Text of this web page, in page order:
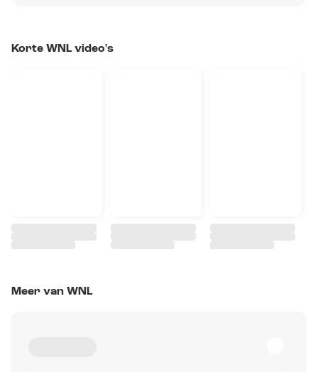
Korte WNL video's
Meer van WNL